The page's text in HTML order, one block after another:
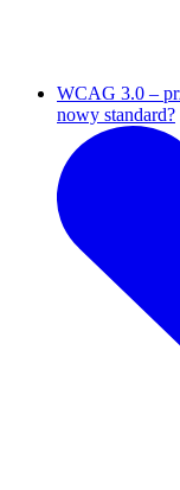
WCAG 3.0 –
nowy standard?